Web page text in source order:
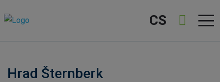
CS
Hrad Šternberk